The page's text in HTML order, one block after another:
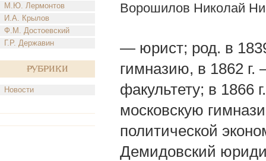
М.Ю. Лермонтов
И.А. Крылов
Ф.М. Достоевский
Г.Р. Державин
Рубрики
Новости
Ворошилов Николай
— юрист; род. в
гимназию, в 1862 г.
факультету; в 1866
московскую
политической
Демидовский